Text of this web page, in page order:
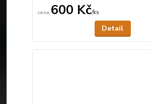
600 Kč/ks
Detail